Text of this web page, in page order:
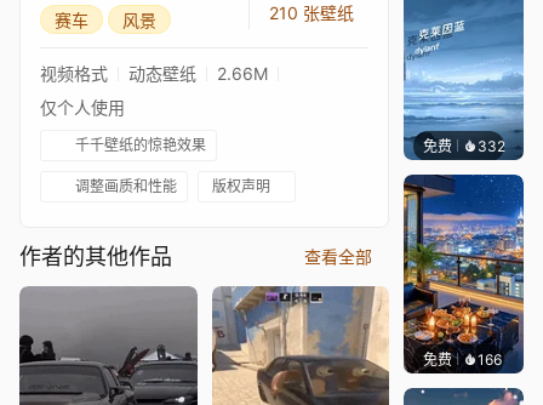
赛车
风景
210 张壁纸
视频格式 动态壁纸
2.66M
仅个人使用
千千壁纸的惊艳效果
调整画质和性能 版权声明
作者的其他作品 查看全部
免费 332冰茶Ln
免费 166豆子